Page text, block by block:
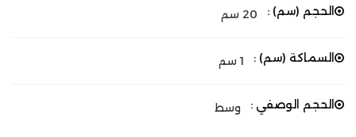
الحجم (سم) : 20 سم
السماكة (سم) : 1 سم
الحجم الوصفي : وسط